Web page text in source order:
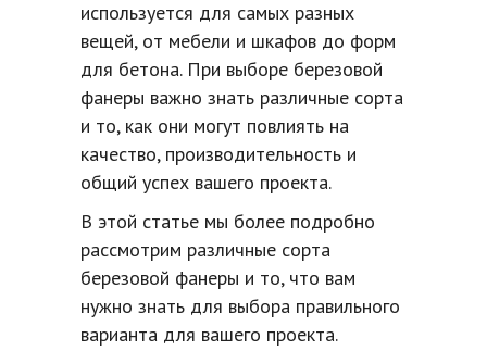
используется для самых разных
вещей, от мебели и шкафов до форм
для бетона. При выборе березовой
фанеры важно знать различные сорта
и то, как они могут повлиять на
качество, производительность и
общий успех вашего проекта.
В этой статье мы более подробно
рассмотрим различные сорта
березовой фанеры и то, что вам
нужно знать для выбора правильного
варианта для вашего проекта.